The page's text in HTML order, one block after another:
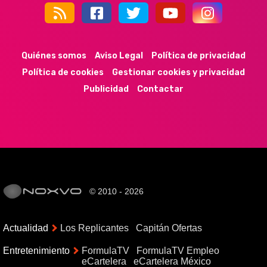
44k 9k 35k 352
Quiénes somos Aviso Legal
Política de privacidad
Política de cookies
Gestionar cookies y privacidad
Publicidad
Contactar
© 2010 - 2026
Actualidad Los Replicantes Capitán Ofertas
Entretenimiento FormulaTV
FormulaTV Empleo
eCartelera
eCartelera México